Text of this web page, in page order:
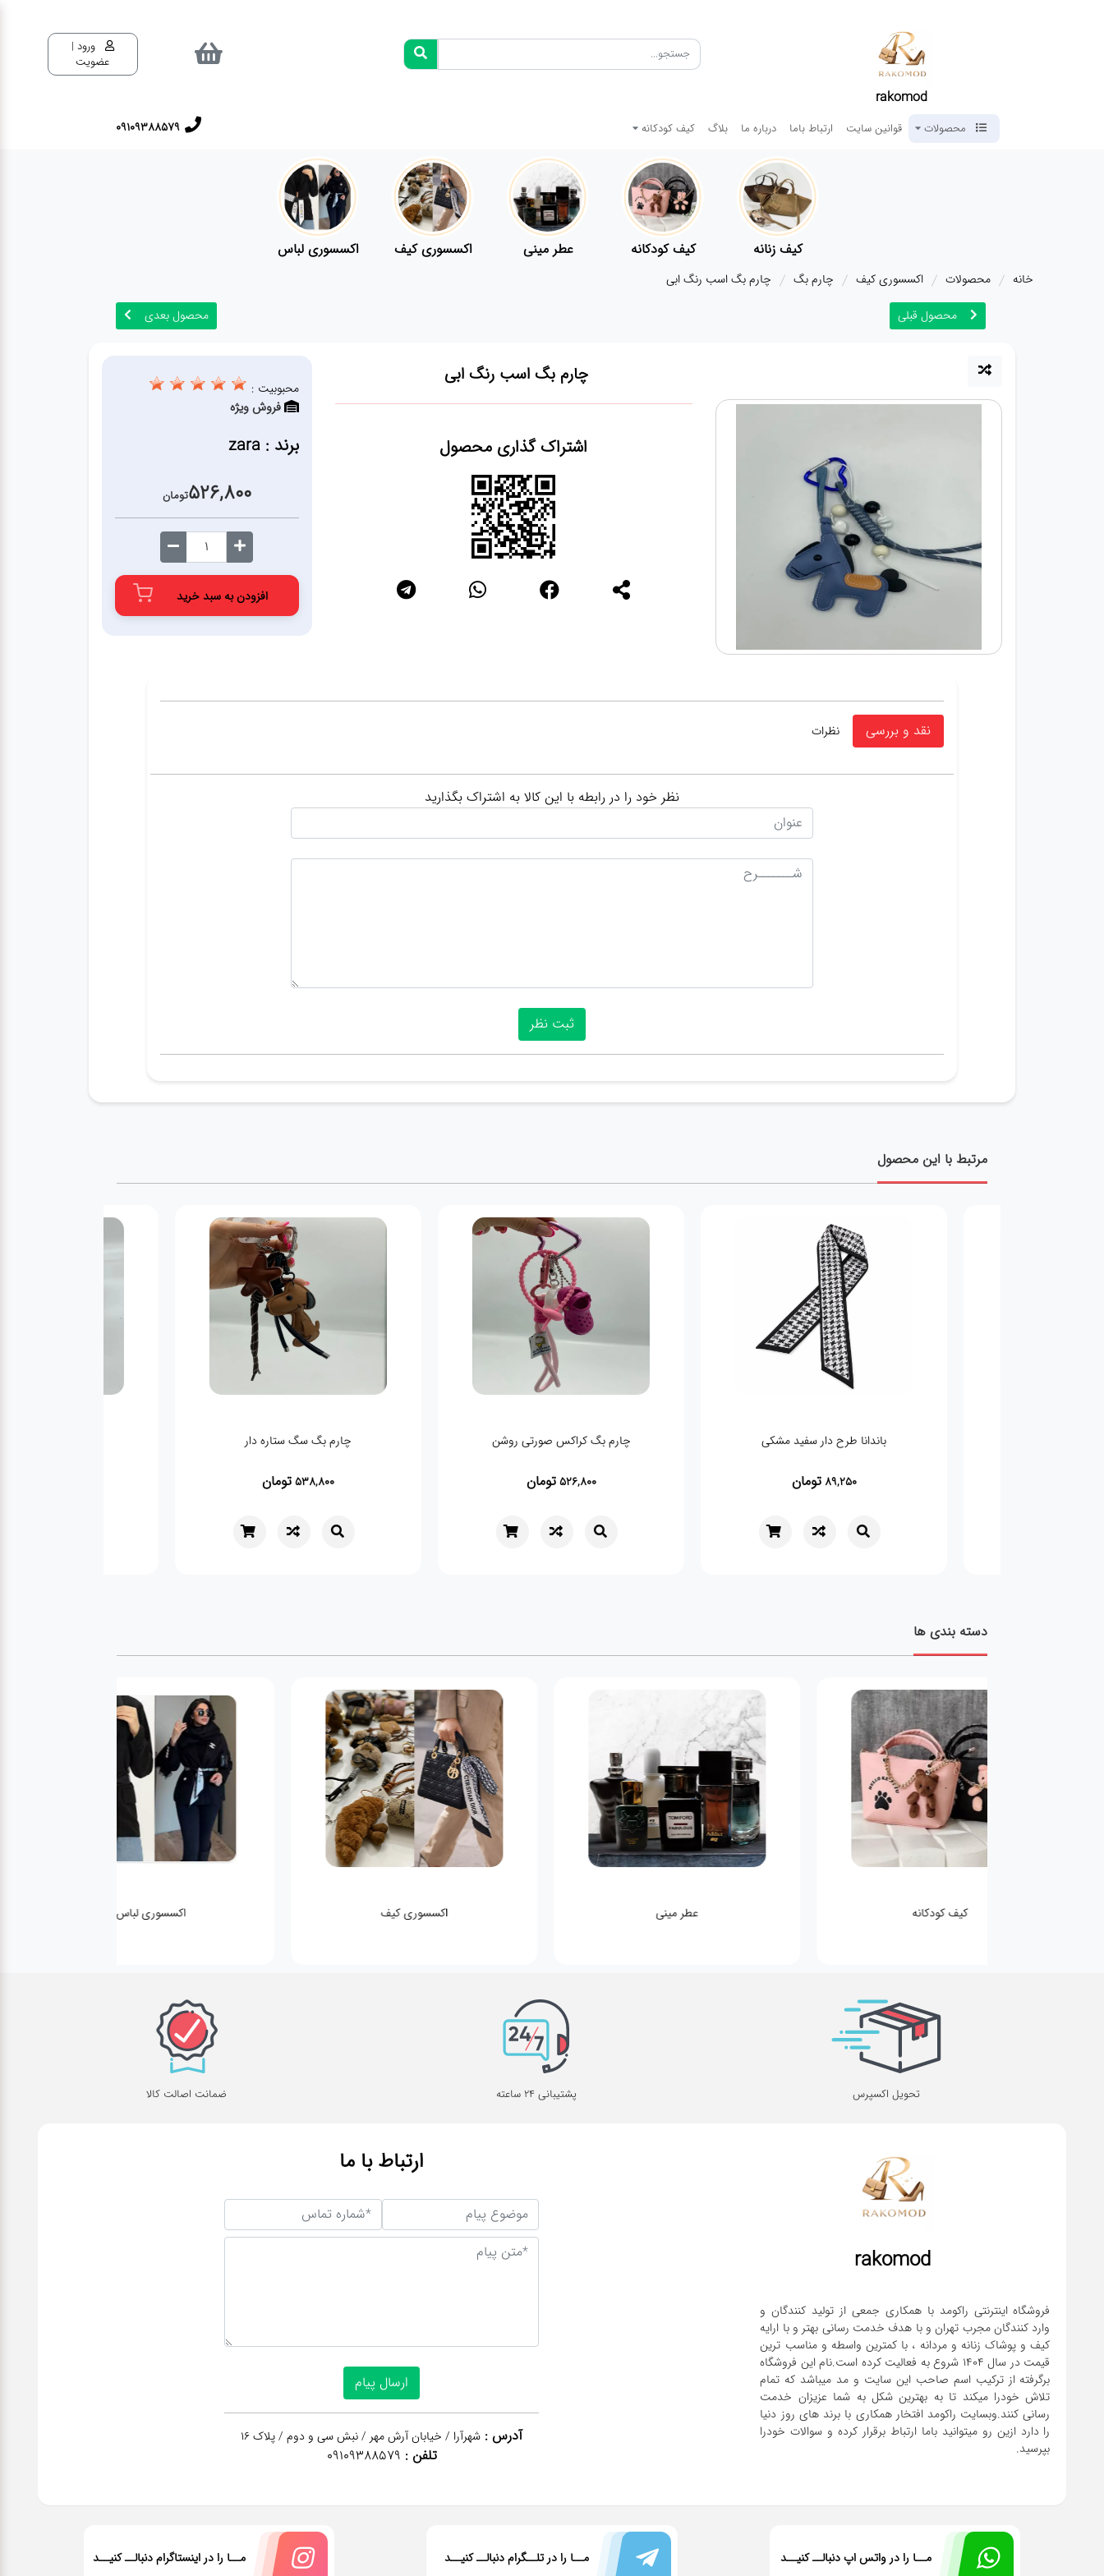
rakomod
ورود |
عضویت
محصولات قوانین سایت ارتباط باما درباره ما بلاگ کیف کودکانه 09109388579
کیف زنانه کیف کودکانه عطر مینی اکسسوری کیف اکسسوری لباس
خانه محصولات اکسسوری کیف چارم بگ
چارم بگ اسب رنگ ابی
محصول قبلی
محصول بعدی
چارم بگ اسب رنگ ابی
اشتراک گذاری محصول
محبوبیت :
فروش ویژه
برند : zara
526,800تومان
افزودن به سبد خرید
نقد و بررسی نظرات
نظر خود را در رابطه با این کالا به اشتراک بگذارید
مرتبط با این محصول
باندانا طرح لویزویتون ابی
تومان
بند کیف کرم قهوی برند Louis vuitton
تومان
باندانا طرح دار سفید مشکی
تومان
دسته بندی ها
تحویل اکسپرس پشتیبانی 24 ساعته ضمانت اصالت کالا
rakomod
فروشگاه اینترنتی راکومد با همکاری جمعی از تولید کنندگان و
وارد کنندگان مجرب تهران و با هدف خدمت رسانی بهتر و با ارایه
کیف و پوشاک زنانه و مردانه ، با کمترین واسطه و مناسب ترین
قیمت در سال 1404 شروع به فعالیت کرده است.نام این فروشگاه
برگرفته از ترکیب اسم صاحب این سایت و مد میباشد که تمام
تلاش خودرا میکند تا به بهترین شکل به شما عزیزان خدمت
رسانی کنند.وبسایت راکومد افتخار همکاری با برند های روز دنیا
را دارد ازین رو میتوانید باما ارتباط برقرار کرده و سوالات خودرا
بپرسید.
ارتباط با ما
آدرس : شهرآرا / خیابان آرش مهر / نبش سی و دوم / پلاک 16
تلفن : 09109388579
مــا را در واتس اپ دنبالــ کنیــد مــا را در تلــگرام دنبالــ کنیــد مــا را در اینستاگرام دنبالــ کنیــد